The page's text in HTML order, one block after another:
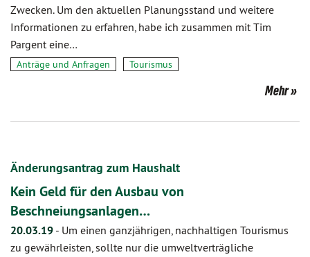
Zwecken. Um den aktuellen Planungsstand und weitere
Informationen zu erfahren, habe ich zusammen mit Tim
Pargent eine…
Anträge und Anfragen Tourismus
Mehr
Änderungsantrag zum Haushalt
Kein Geld für den Ausbau von
Beschneiungsanlagen…
20.03.19 - Um einen ganzjährigen, nachhaltigen Tourismus
zu gewährleisten, sollte nur die umweltverträgliche